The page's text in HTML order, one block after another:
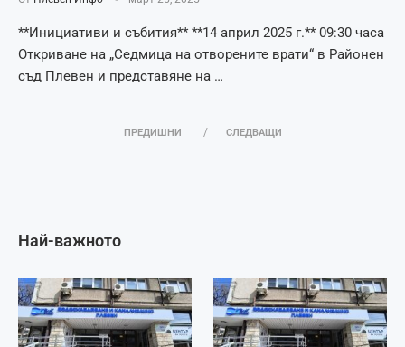
**Инициативи и събития** **14 април 2025 г.** 09:30 часа
Откриване на „Седмица на отворените врати“ в Районен
съд Плевен и представяне на …
ПРЕДИШНИ СЛЕДВАЩИ
Най-важното